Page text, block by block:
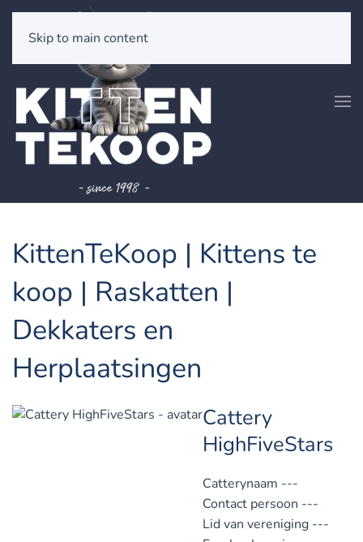
Skip to main content
KittenTeKoop | Kittens te
koop | Raskatten |
Dekkaters en
Herplaatsingen
Cattery
HighFiveStars
Catterynaam ---
Contact persoon ---
Lid van vereniging ---